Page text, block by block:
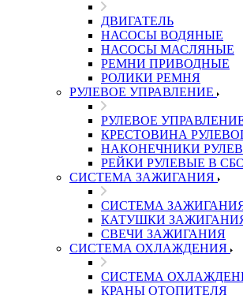
ДВИГАТЕЛЬ
НАСОСЫ ВОДЯНЫЕ
НАСОСЫ МАСЛЯНЫЕ
РЕМНИ ПРИВОДНЫЕ
РОЛИКИ РЕМНЯ
РУЛЕВОЕ УПРАВЛЕНИЕ
РУЛЕВОЕ
КРЕСТОВИНА
НАКОНЕЧНИКИ
РЕЙКИ РУЛЕВЫЕ В
СИСТЕМА ЗАЖИГАНИЯ
СИСТЕМА
КАТУШКИ
СВЕЧИ ЗАЖИГАНИЯ
СИСТЕМА ОХЛАЖДЕНИЯ
СИСТЕМА
КРАНЫ ОТОПИТЕЛЯ